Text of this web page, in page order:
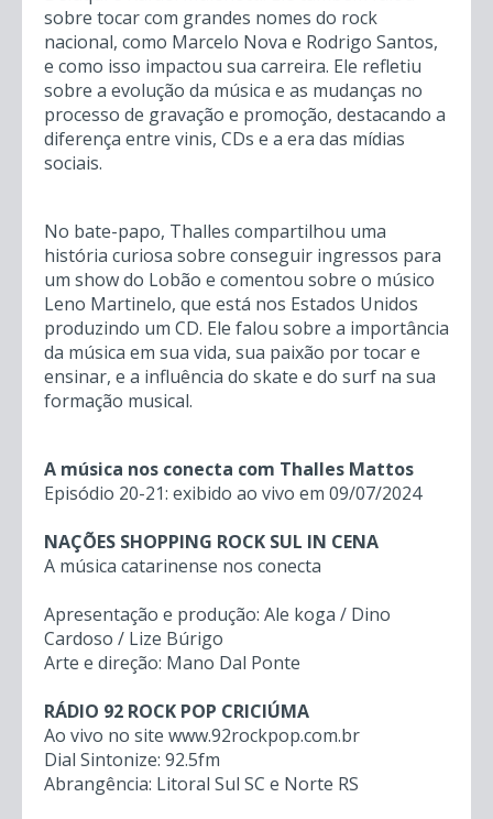
sobre tocar com grandes nomes do rock
nacional, como Marcelo Nova e Rodrigo Santos,
e como isso impactou sua carreira. Ele refletiu
sobre a evolução da música e as mudanças no
processo de gravação e promoção, destacando a
diferença entre vinis, CDs e a era das mídias
sociais.
No bate-papo, Thalles compartilhou uma
história curiosa sobre conseguir ingressos para
um show do Lobão e comentou sobre o músico
Leno Martinelo, que está nos Estados Unidos
produzindo um CD. Ele falou sobre a importância
da música em sua vida, sua paixão por tocar e
ensinar, e a influência do skate e do surf na sua
formação musical.
A música nos conecta com Thalles Mattos
Episódio 20-21: exibido ao vivo em 09/07/2024
NAÇÕES SHOPPING ROCK SUL IN CENA
A música catarinense nos conecta
Apresentação e produção: Ale koga / Dino
Cardoso / Lize Búrigo
Arte e direção: Mano Dal Ponte
RÁDIO 92 ROCK POP CRICIÚMA
Ao vivo no site www.92rockpop.com.br
Dial Sintonize: 92.5fm
Abrangência: Litoral Sul SC e Norte RS